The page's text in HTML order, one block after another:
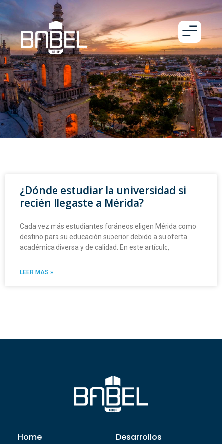
¿Dónde estudiar la universidad si
recién llegaste a Mérida?
Cada vez más estudiantes foráneos eligen Mérida como
destino para su educación superior debido a su oferta
académica diversa y de calidad. En este artículo,
LEER MAS »
Home Desarrollos